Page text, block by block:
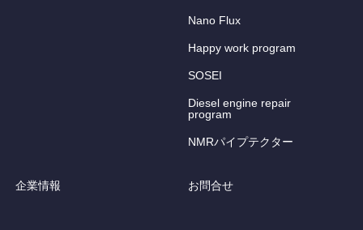
Nano Flux
Happy work program
SOSEI
Diesel engine repair
program
NMRパイプテクター
企業情報 お問合せ